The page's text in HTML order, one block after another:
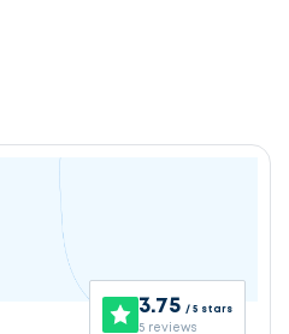
3.75 / 5 stars
5 reviews